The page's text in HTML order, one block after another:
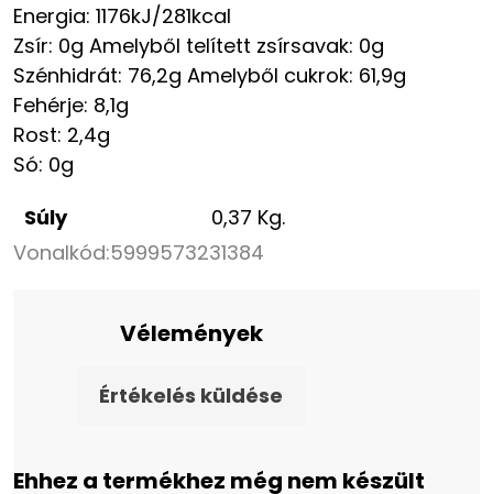
Energia: 1176kJ/281kcal
Zsír: 0g Amelyből telített zsírsavak: 0g
Szénhidrát: 76,2g Amelyből cukrok: 61,9g
Fehérje: 8,1g
Rost: 2,4g
Só: 0g
Súly
0,37 Kg.
Vonalkód:5999573231384
Vélemények
Értékelés küldése
Ehhez a termékhez még nem készült